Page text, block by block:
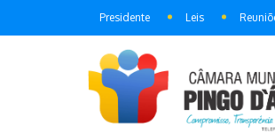
Presidente Leis